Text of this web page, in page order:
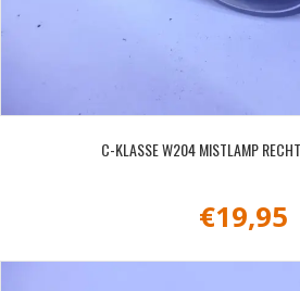
C-KLASSE W204 MISTLAMP
€19,95